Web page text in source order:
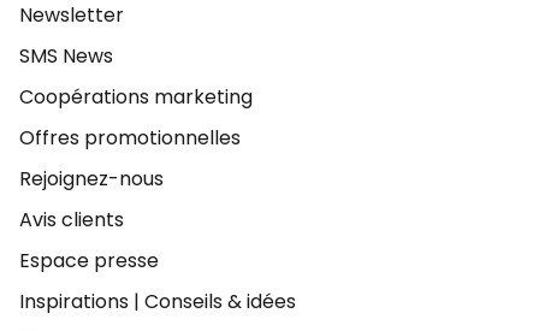
Newsletter
SMS News
Coopérations marketing
Offres promotionnelles
Rejoignez-nous
Avis clients
Espace presse
Inspirations | Conseils & idées